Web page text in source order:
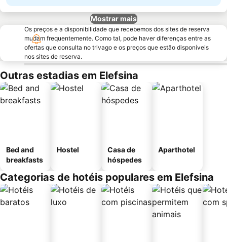
Mostrar mais
Os preços e a disponibilidade que recebemos dos sites de reserva
mudam frequentemente. Como tal, pode haver diferenças entre as
ofertas que consulta no trivago e os preços que estão disponíveis
nos sites de reserva.
Outras estadias em Elefsina
Bed and
breakfasts
Hostel
Casa de
hóspedes
Aparthotel
Categorias de hotéis populares em Elefsina